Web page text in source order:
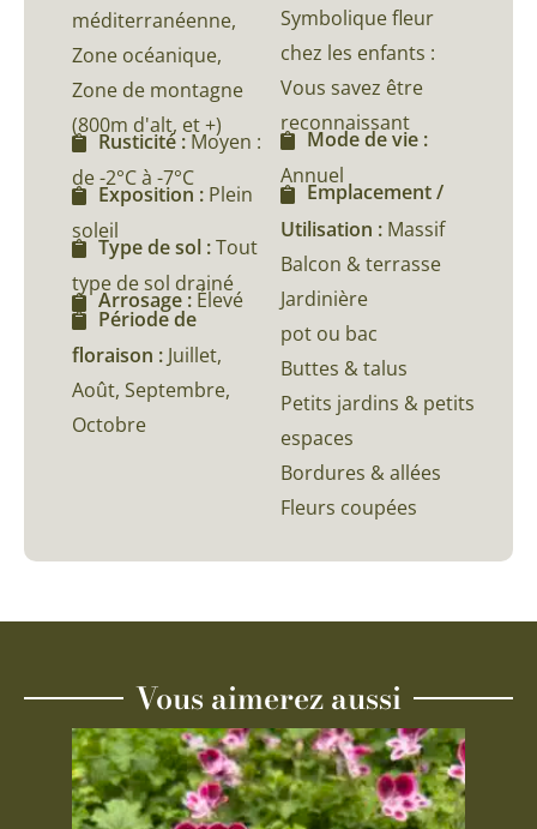
méditerranéenne,
Zone océanique,
Zone de montagne
(800m d'alt, et +)
Rusticité : Moyen :
de -2°C à -7°C
Exposition : Plein
soleil
Type de sol :Tout
type de sol drainé
Arrosage : Élevé
Période de
floraison : Juillet,
Août, Septembre,
Octobre
Symbolique fleur
chez les enfants :
Vous savez être
reconnaissant
Mode de vie :
Annuel
Emplacement /
Utilisation : Massif
Balcon & terrasse
Jardinière
pot ou bac
Buttes & talus
Petits jardins & petits
espaces
Bordures & allées
Fleurs coupées
Vous aimerez aussi